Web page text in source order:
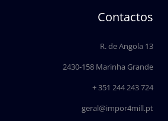
e
b
o
k
k
e
i
n
Contactos
R. de Angola 13
2430-158 Marinha Grande
+ 351 244 243 724
geral@impor4mill.pt